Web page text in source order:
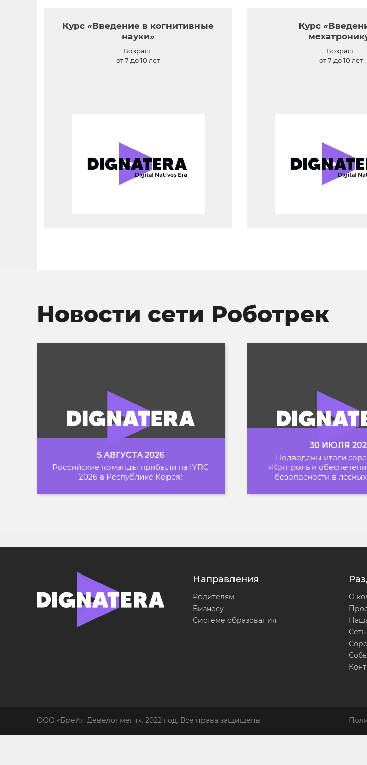
Курс «Введение в когнитивные
науки»
Возраст:
от 7 до 10 лет
Курс
Возраст:
от 7 до 10 лет
Новости сети Роботрек
5 АВГУСТА 2026
Российские команды прибыли на IYRC
2026 в Республике Корея!
30 ИЮЛЯ
Подведены итоги
«Контроль и
безопасности в
Направления
Родителям
Бизнесу
Системе образования
О
ООО «Брейн Девелопмент». 2022 год. Все права защищены